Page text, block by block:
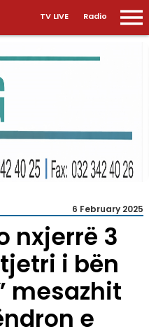
TV LIVE Radio
6 February 2025
nxjerrë 3
i bën
mesazhit
e